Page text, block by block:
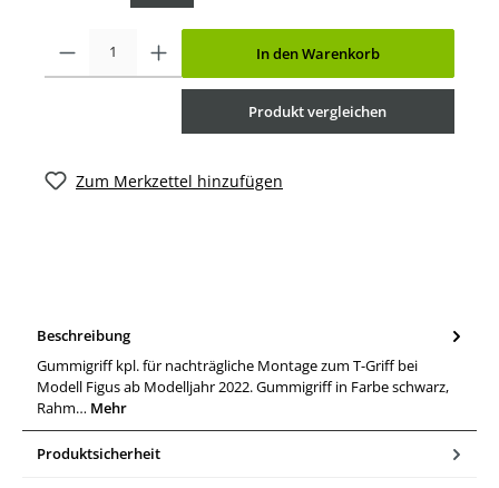
In den Warenkorb
Produkt vergleichen
Zum Merkzettel hinzufügen
Beschreibung
Gummigriff kpl. für nachträgliche Montage zum T-Griff bei
Modell Figus ab Modelljahr 2022. Gummigriff in Farbe schwarz,
Rahm… Mehr
Produktsicherheit